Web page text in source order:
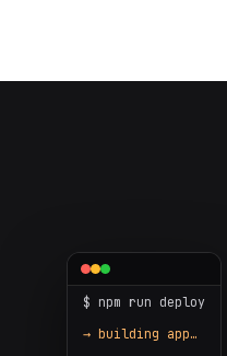
$ npm run deploy
→ building app…